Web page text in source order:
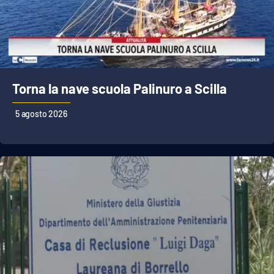
Torna la nave scuola Palinuro a Scilla
5 agosto 2026